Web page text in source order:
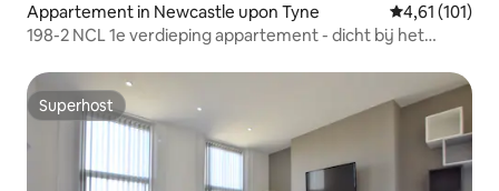
Appartement in Newcastle upon Tyne Gemiddelde
4,61 (101)
198-2 NCL 1e verdieping appartement - dicht bij het
Superhost
Superhost